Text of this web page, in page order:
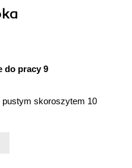
do pracy 9
skoroszytem 10